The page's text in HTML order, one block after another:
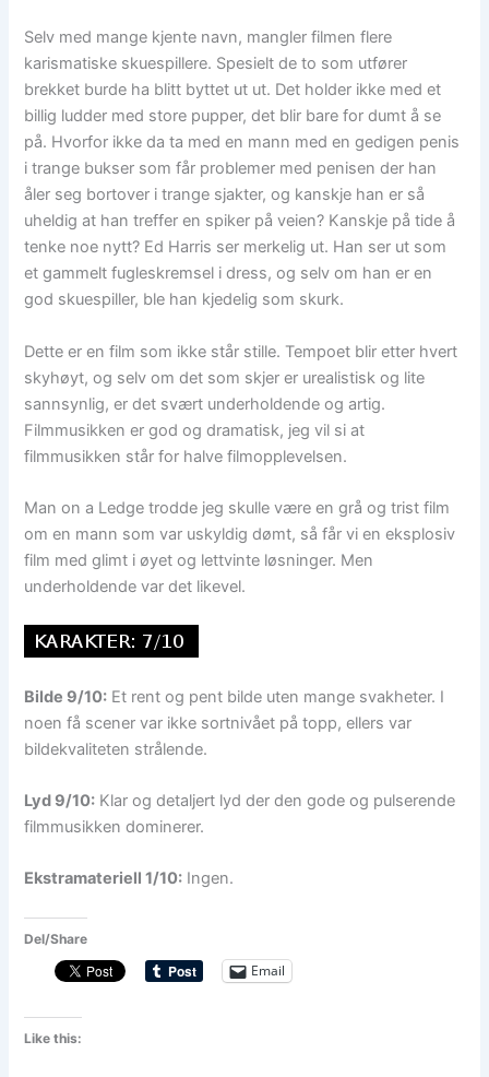
Selv med mange kjente navn, mangler filmen flere
karismatiske skuespillere. Spesielt de to som utfører
brekket burde ha blitt byttet ut ut. Det holder ikke med et
billig ludder med store pupper, det blir bare for dumt å se
på. Hvorfor ikke da ta med en mann med en gedigen penis
i trange bukser som får problemer med penisen der han
åler seg bortover i trange sjakter, og kanskje han er så
uheldig at han treffer en spiker på veien? Kanskje på tide å
tenke noe nytt? Ed Harris ser merkelig ut. Han ser ut som
et gammelt fugleskremsel i dress, og selv om han er en
god skuespiller, ble han kjedelig som skurk.
Dette er en film som ikke står stille. Tempoet blir etter hvert
skyhøyt, og selv om det som skjer er urealistisk og lite
sannsynlig, er det svært underholdende og artig.
Filmmusikken er god og dramatisk, jeg vil si at
filmmusikken står for halve filmopplevelsen.
Man on a Ledge trodde jeg skulle være en grå og trist film
om en mann som var uskyldig dømt, så får vi en eksplosiv
film med glimt i øyet og lettvinte løsninger. Men
underholdende var det likevel.
Bilde 9/10: Et rent og pent bilde uten mange svakheter. I
noen få scener var ikke sortnivået på topp, ellers var
bildekvaliteten strålende.
Lyd 9/10: Klar og detaljert lyd der den gode og pulserende
filmmusikken dominerer.
Ekstramateriell 1/10: Ingen.
Del/Share
Email
Like this: